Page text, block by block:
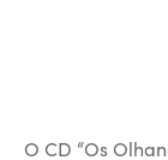
O CD “Os